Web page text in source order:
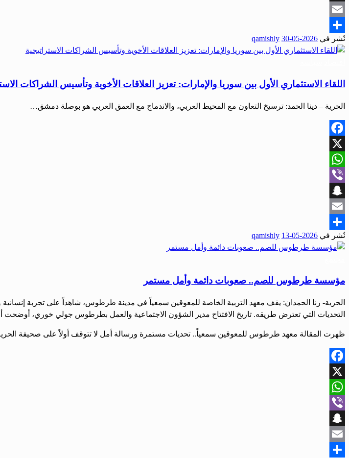
Snapchat
Email
Share
نُشر في 2026-05-30
qamishly
اللقاء الاستثماري الأول بين سوريا والإمارات: تعزيز العلاقات الأخوية وتأسيس الشراكات
الحرية – دينا الحمد: ترسيخ التعاون مع المحيط العربي، والاندماج مع العمق العربي هو بوصلة دمشق…
Facebook
X
WhatsApp
Viber
Snapchat
Email
Share
نُشر في 2026-05-13
qamishly
مؤسسة طرطوس للصم.. صعوبات دائمة وأمل مستمر
الحرية- رنا الحمدان: يقف معهد التربية الخاصة للمعوقين سمعياً في مدينة طرطوس، شاهداً على تجربة
التحديات التي تعترض طريقه. تاريخ الافتتاح مدير الشؤون الاجتماعية والعمل بطرطوس جولي خوري، أوضحت أن المعهد الذي افتتح عام 2016، يشكّل
ظهرت المقالة معهد طرطوس للمعوقين سمعياً.. تحديات مستمرة ورسالة أمل لا تتوقف أولاً على صحيفة
Facebook
X
WhatsApp
Viber
Snapchat
Email